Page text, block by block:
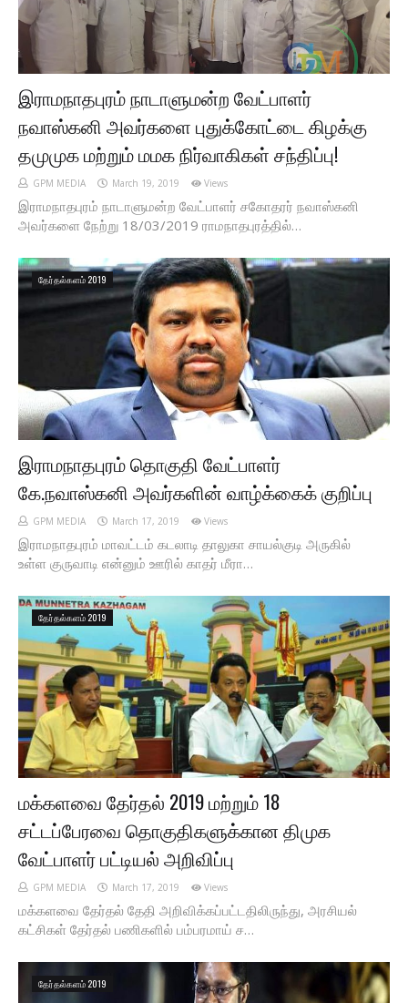
இராமநாதபுரம் நாடாளுமன்ற வேட்பாளர்
நவாஸ்கனி அவர்களை புதுக்கோட்டை கிழக்கு
தமுமுக மற்றும் மமக நிர்வாகிகள் சந்திப்பு!
GPM MEDIA March 19, 2019 Views
இராமநாதபுரம் நாடாளுமன்ற வேட்பாளர் சகோதரர் நவாஸ்கனி
அவர்களை நேற்று 18/03/2019 ராமநாதபுரத்தில்…
தேர்தல்களம் 2019
இராமநாதபுரம் தொகுதி வேட்பாளர்
கே.நவாஸ்கனி அவர்களின் வாழ்க்கைக் குறிப்பு
GPM MEDIA March 17, 2019 Views
இராமநாதபுரம் மாவட்டம் கடலாடி தாலுகா சாயல்குடி அருகில்
உள்ள குருவாடி என்னும் ஊரில் காதர் மீரா…
தேர்தல்களம் 2019
மக்களவை தேர்தல் 2019 மற்றும் 18
சட்டப்பேரவை தொகுதிகளுக்கான திமுக
வேட்பாளர் பட்டியல் அறிவிப்பு
GPM MEDIA March 17, 2019 Views
மக்களவை தேர்தல் தேதி அறிவிக்கப்பட்டதிலிருந்து, அரசியல்
கட்சிகள் தேர்தல் பணிகளில் பம்பரமாய் ச…
தேர்தல்களம் 2019